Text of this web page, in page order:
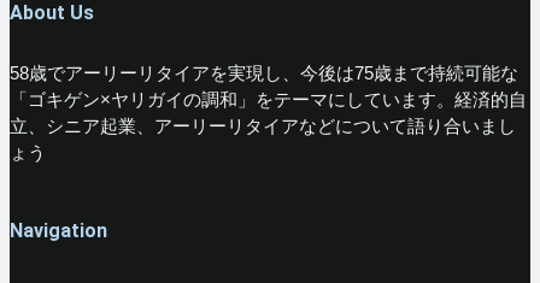
About Us
58歳でアーリーリタイアを実現し、今後は75歳まで持続可能な
「ゴキゲン×ヤリガイの調和」をテーマにしています。経済的自
立、シニア起業、アーリーリタイアなどについて語り合いまし
ょう
Navigation